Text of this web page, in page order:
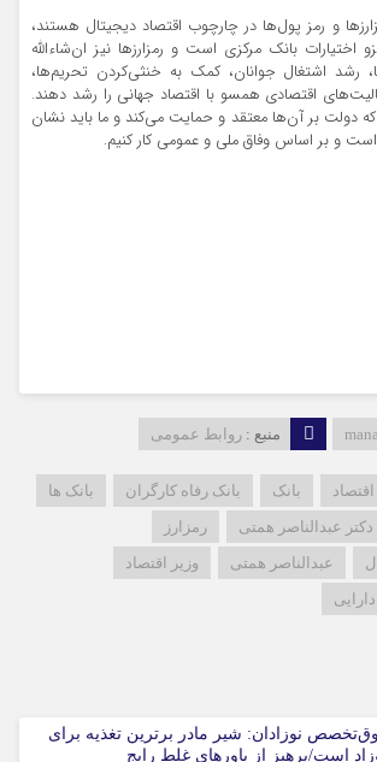
و رمز پول‌ها در چارچوب اقتصاد دیجیتال هستند،
اختیارات بانک مرکزی است و رمزارزها نیز ان‌شاءالله
رشد اشتغال جوانان، کمک به خنثی‌کردن تحریم‌ها،
اقتصادی همسو با اقتصاد جهانی را رشد دهند.
دولت بر آن‌ها معتقد و حمایت می‌کند و ما باید نشان
و بر اساس وفاق ملی و عمومی کار کنیم.
منبع : روابط عمومی
اقتصاد بانک بانک رفاه کارگران
بانک ها
دکتر عبدالناصر همتی
رمزارز
عبدالناصر همتی
وزیر اقتصاد
نوزادان: شیر مادر برترین تغذیه برای
است/پرهیز از باورهای غلط رایج